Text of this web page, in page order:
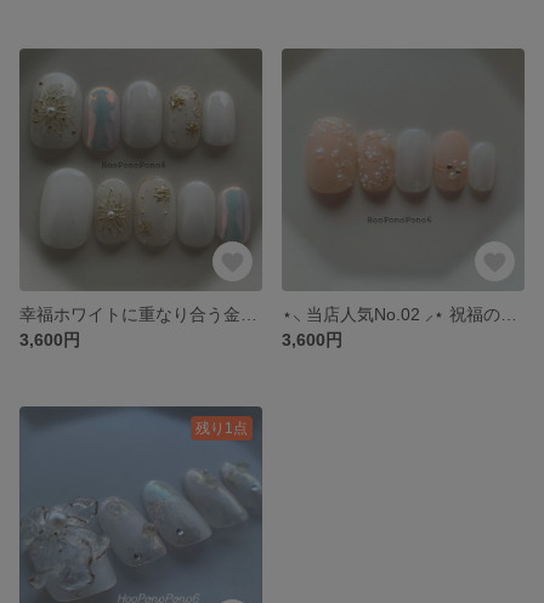
3,600円
3,600円
残り1点